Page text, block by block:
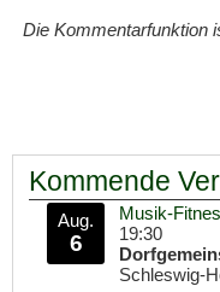
Die Kommentarfunktion
Kommende
Aug.
6
Musik-
19:30
Schleswig-